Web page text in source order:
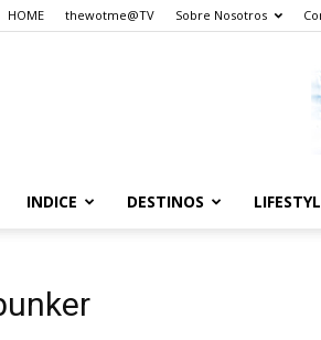
HOME thewotme@TV Sobre Nosotros
INDICE DESTINOS